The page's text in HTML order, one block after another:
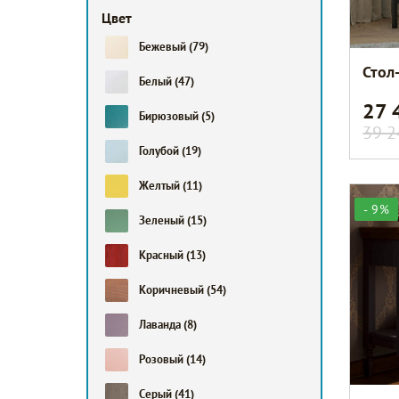
Цвет
Бежевый(79)
Белый(47)
Бирюзовый(5)
Голубой(19)
Желтый(11)
Зеленый(15)
Красный(13)
Коричневый(54)
Лаванда(8)
Розовый(14)
Серый(41)
27
39
- 9%